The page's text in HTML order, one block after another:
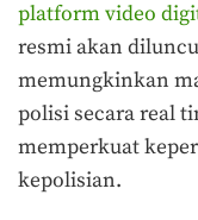
platform video
resmi akan
memungkinkan
polisi secara real
memperkuat
kepolisian.